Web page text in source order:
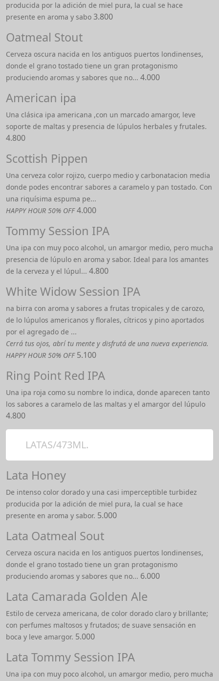
producida por la adición de miel pura, la cual se hace
presente en aroma y sabo 3.800
Oatmeal Stout
Cerveza oscura nacida en los antiguos puertos londinenses,
donde el grano tostado tiene un gran protagonismo
produciendo aromas y sabores que no... 4.000
American ipa
Una clásica ipa americana ,con un marcado amargor, leve
soporte de maltas y presencia de lúpulos herbales y frutales.
4.800
Scottish Pippen
Una cerveza color rojizo, cuerpo medio y carbonatacion media
donde podes encontrar sabores a caramelo y pan tostado. Con
una riquísima espuma pe...
HAPPY HOUR 50% OFF4.000
Tommy Session IPA
Una ipa con muy poco alcohol, un amargor medio, pero mucha
presencia de lúpulo en aroma y sabor. Ideal para los amantes
de la cerveza y el lúpul... 4.800
White Widow Session IPA
na birra con aroma y sabores a frutas tropicales y de carozo,
de lo lúpulos americanos y florales, cítricos y pino aportados
por el agregado de ...
Cerrá tus ojos, abrí tu mente y disfrutá de una nueva experiencia.
HAPPY HOUR 50% OFF 5.100
Ring Point Red IPA
Una ipa roja como su nombre lo indica, donde aparecen tanto
los sabores a caramelo de las maltas y el amargor del lúpulo
4.800
LATAS/473ML.
Lata Honey
De intenso color dorado y una casi imperceptible turbidez
producida por la adición de miel pura, la cual se hace
presente en aroma y sabor. 5.000
Lata Oatmeal Sout
Cerveza oscura nacida en los antiguos puertos londinenses,
donde el grano tostado tiene un gran protagonismo
produciendo aromas y sabores que no... 6.000
Lata Camarada Golden Ale
Estilo de cerveza americana, de color dorado claro y brillante;
con perfumes maltosos y frutados; de suave sensación en
boca y leve amargor. 5.000
Lata Tommy Session IPA
Una ipa con muy poco alcohol, un amargor medio, pero mucha